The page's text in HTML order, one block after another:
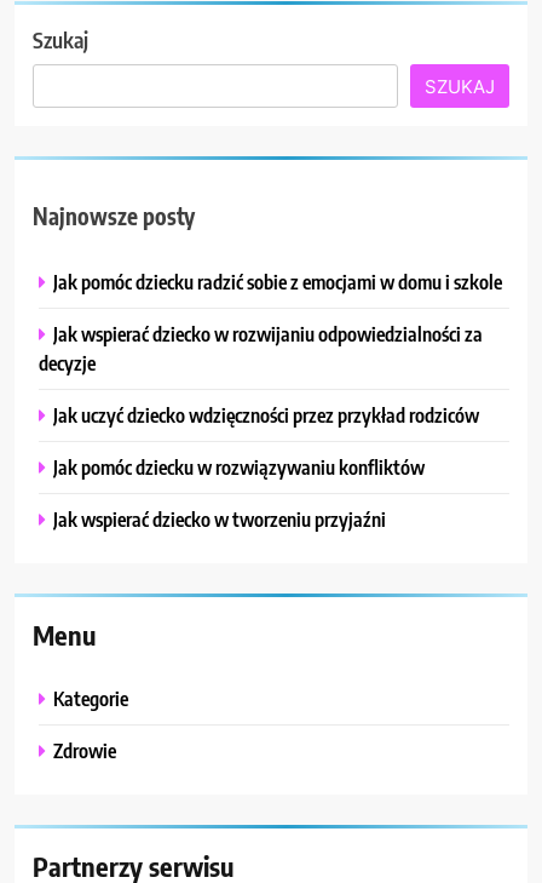
Szukaj
SZUKAJ
Najnowsze posty
Jak pomóc dziecku radzić sobie z emocjami w domu i szkole
Jak wspierać dziecko w rozwijaniu odpowiedzialności za
decyzje
Jak uczyć dziecko wdzięczności przez przykład rodziców
Jak pomóc dziecku w rozwiązywaniu konfliktów
Jak wspierać dziecko w tworzeniu przyjaźni
Menu
Kategorie
Zdrowie
Partnerzy serwisu